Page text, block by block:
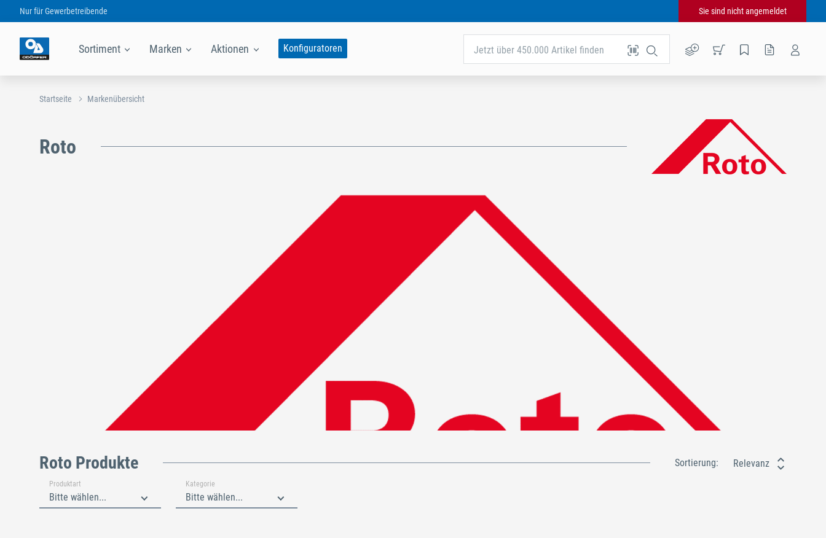
Nur fürGewerbetreibende Sie sind nicht angemeldet
Sortiment Marken Aktionen Konfiguratoren Jetzt über 450.000 Artikel finden
Startseite Markenübersicht
Roto
Roto Produkte Sortierung: Relevanz
Produktart
Bitte wählen...
Kategorie
Bitte wählen...